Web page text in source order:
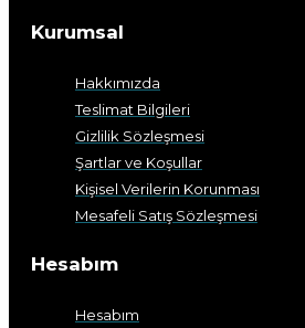
Kurumsal
Hakkımızda
Teslimat Bilgileri
Gizlilik Sözleşmesi
Şartlar ve Koşullar
Kişisel Verilerin Korunması
Mesafeli Satış Sözleşmesi
Hesabım
Hesabım